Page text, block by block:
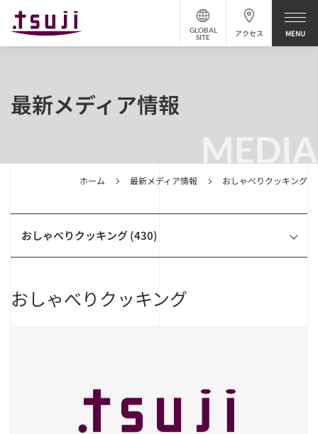
アクセス
GLOBAL
SITE
MEDIA
ホーム 最新メディア情報 おしゃべりクッキング
最新メディア情報
おしゃべりクッキング (430)
おしゃべりクッキング